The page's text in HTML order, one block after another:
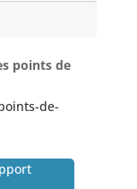
points de
de-